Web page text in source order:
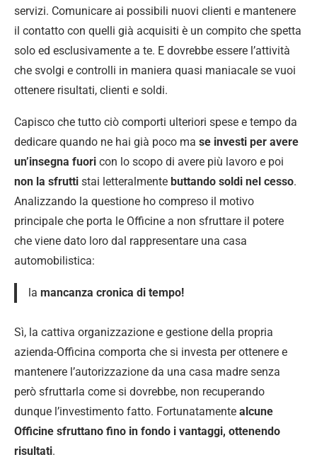
servizi. Comunicare ai possibili nuovi clienti e mantenere
il contatto con quelli già acquisiti è un compito che spetta
solo ed esclusivamente a te. E dovrebbe essere l’attività
che svolgi e controlli in maniera quasi maniacale se vuoi
ottenere risultati, clienti e soldi.
Capisco che tutto ciò comporti ulteriori spese e tempo da
dedicare quando ne hai già poco ma se investi per avere
un’insegna fuori con lo scopo di avere più lavoro e poi
non la sfrutti stai letteralmente buttando soldi nel cesso.
Analizzando la questione ho compreso il motivo
principale che porta le Officine a non sfruttare il potere
che viene dato loro dal rappresentare una casa
automobilistica:
la mancanza cronica di tempo!
Sì, la cattiva organizzazione e gestione della propria
azienda-Officina comporta che si investa per ottenere e
mantenere l’autorizzazione da una casa madre senza
però sfruttarla come si dovrebbe, non recuperando
dunque l’investimento fatto. Fortunatamente alcune
Officine sfruttano fino in fondo i vantaggi, ottenendo
risultati.